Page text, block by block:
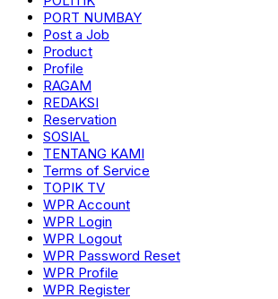
PORT NUMBAY
Post a Job
Product
Profile
RAGAM
REDAKSI
Reservation
SOSIAL
TENTANG KAMI
Terms of Service
TOPIK TV
WPR Account
WPR Login
WPR Logout
WPR Password Reset
WPR Profile
WPR Register